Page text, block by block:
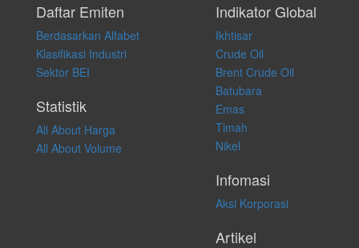
pribadi. Kami tidak memberi anjuran, saran, rekomendasi untuk
membeli, menjual atau melakukan aktivitas lain yang terkait dengan
transaksi perdagangan apapun, dan kami tidak bertanggung jawab
atas keputusan investasi yang dilakukan dalam kondisi dan situasi
apapun juga, yang diakibatkan secara langsung maupun tidak
langsung atas konten pada website ini.
Daftar Emiten
Berdasarkan Alfabet
Klasifikasi Industri
Sektor BEI
Statistik
All About Harga
All About Volume
Indikator Global
Ikhtisar
Crude Oil
Brent Crude Oil
Batubara
Emas
Timah
Nikel
Infomasi
Aksi Korporasi
Artikel